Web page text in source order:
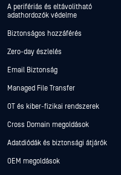
A perifériás és eltávolítható
adathordozók védelme
Biztonságos hozzáférés
Zero-day észlelés
Email Biztonság
Managed File Transfer
OT és kiber-fizikai rendszerek
Cross Domain megoldások
Adatdiódák és biztonsági átjárók
OEM megoldások